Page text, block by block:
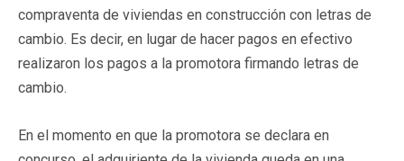
compraventa de viviendas en construcción con letras de
cambio. Es decir, en lugar de hacer pagos en efectivo
realizaron los pagos a la promotora firmando letras de
cambio.
En el momento en que la promotora se declara en